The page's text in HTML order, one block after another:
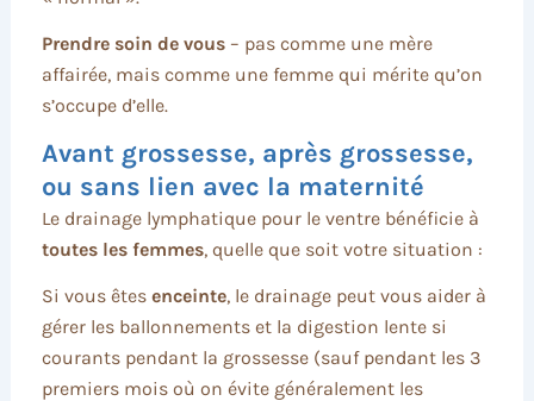
Prendre soin de vous– pas comme une mère
affairée, mais comme une femme qui mérite qu’on
s’occupe d’elle.
Avant grossesse, après grossesse,
ou sans lien avec la maternité
Le drainage lymphatique pour le ventre bénéficie à
toutes les femmes, quelle que soit votre situation :
Si vous êtes enceinte, le drainage peut vous aider à
gérer les ballonnements et la digestion lente si
courants pendant la grossesse (sauf pendant les 3
premiers mois où on évite généralement les